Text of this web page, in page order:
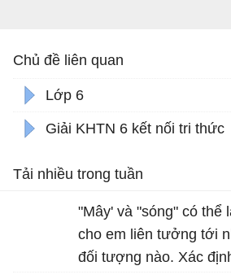
Chủ đề liên quan
Lớp 6
Giải KHTN 6 kết nối tri thức
Tải nhiều trong tuần
"Mây' và "sóng" có thể
cho em liên tưởng tới
đối tượng nào. Xác